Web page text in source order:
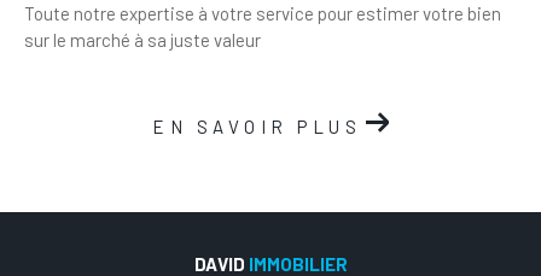
Toute notre expertise à votre service pour estimer votre bien
sur le marché à sa juste valeur
EN SAVOIR PLUS
DAVID IMMOBILIER